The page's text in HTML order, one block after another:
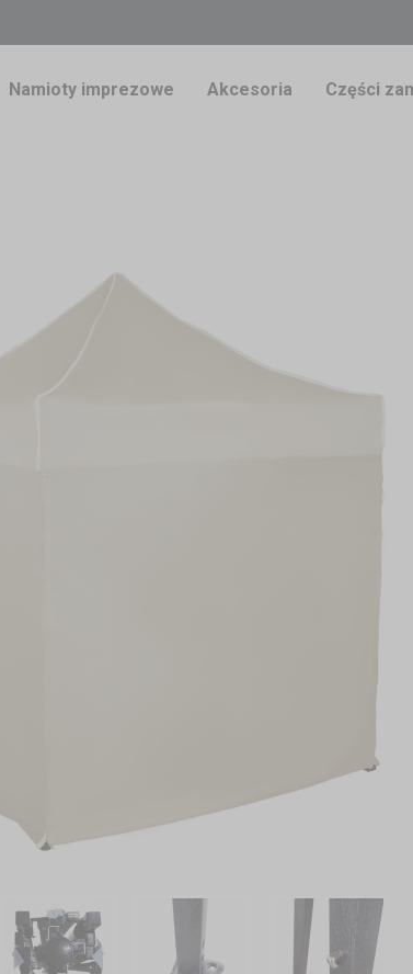
Namioty imprezowe Akcesoria Części